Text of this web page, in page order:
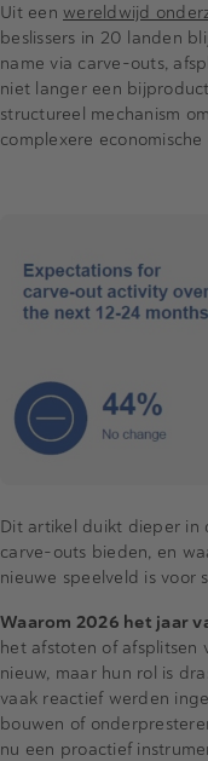
Uit een wereldwijd
beslissers in 20 landen
name via carve-outs,
niet langer een
structureel mechanism
complexere
Dit artikel duikt dieper in
carve-outs bieden, en
nieuwe speelveld is voor
Waarom 2026 het jaar
het afstoten of
nieuw, maar hun rol is
vaak reactief werden
bouwen of
nu een proactief